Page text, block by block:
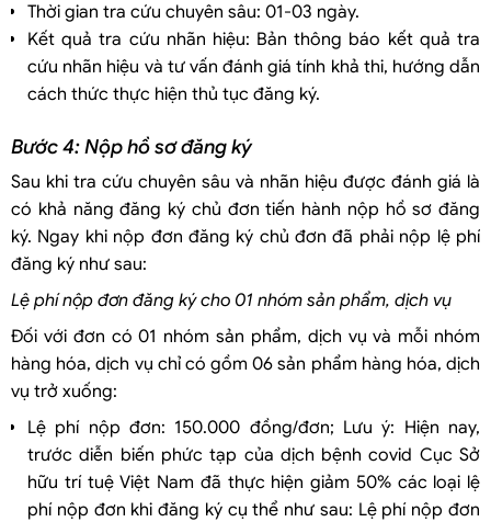
Thời gian tra cứu chuyên sâu: 01-03 ngày.
Kết quả tra cứu nhãn hiệu: Bản thông báo kết quả tra
cứu nhãn hiệu và tư vấn đánh giá tính khả thi, hướng dẫn
cách thức thực hiện thủ tục đăng ký.
Bước 4: Nộp hồ sơ đăng ký
Sau khi tra cứu chuyên sâu và nhãn hiệu được đánh giá là
có khả năng đăng ký chủ đơn tiến hành nộp hồ sơ đăng
ký. Ngay khi nộp đơn đăng ký chủ đơn đã phải nộp lệ phí
đăng ký như sau:
Lệ phí nộp đơn đăng ký cho 01 nhóm sản phẩm, dịch vụ
Đối với đơn có 01 nhóm sản phẩm, dịch vụ và mỗi nhóm
hàng hóa, dịch vụ chỉ có gồm 06 sản phẩm hàng hóa, dịch
vụ trở xuống:
Lệ phí nộp đơn: 150.000 đồng/đơn; Lưu ý: Hiện nay,
trước diễn biến phức tạp của dịch bệnh covid Cục Sở
hữu trí tuệ Việt Nam đã thực hiện giảm 50% các loại lệ
phí nộp đơn khi đăng ký cụ thể như sau: Lệ phí nộp đơn